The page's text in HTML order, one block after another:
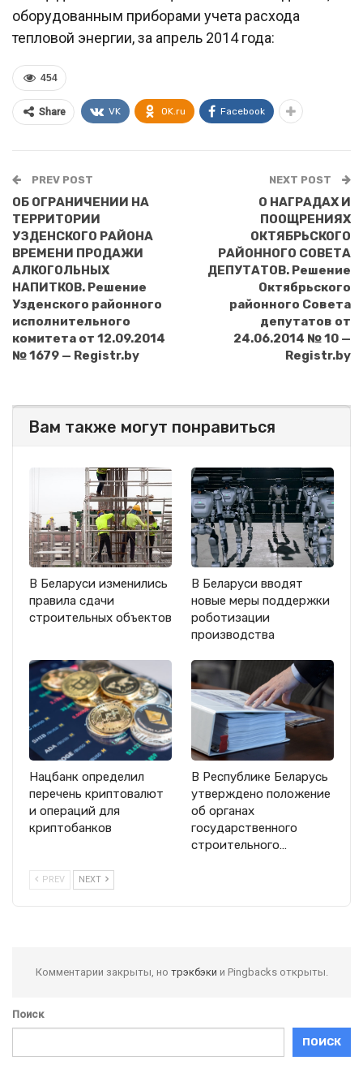
оборудованным приборами учета расхода
тепловой энергии, за апрель 2014 года:
454
Share VK OK.ru Facebook
PREV POST
ОБ ОГРАНИЧЕНИИ НА
ТЕРРИТОРИИ
УЗДЕНСКОГО РАЙОНА
ВРЕМЕНИ ПРОДАЖИ
АЛКОГОЛЬНЫХ
НАПИТКОВ. Решение
Узденского районного
исполнительного
комитета от 12.09.2014
№ 1679 — Registr.by
NEXT POST
О НАГРАДАХ И
ПООЩРЕНИЯХ
ОКТЯБРЬСКОГО
РАЙОННОГО СОВЕТА
ДЕПУТАТОВ. Решение
Октябрьского
районного Совета
депутатов от
24.06.2014 № 10 —
Registr.by
Вам также могут понравиться
В Беларуси изменились
правила сдачи
строительных объектов
В Беларуси вводят
новые меры поддержки
роботизации
производства
Нацбанк определил
перечень криптовалют
и операций для
криптобанков
В Республике Беларусь
утверждено положение
об органах
государственного
строительного…
PREV NEXT
Комментарии закрыты, но трэкбэки и Pingbacks открыты.
Поиск
ПОИСК